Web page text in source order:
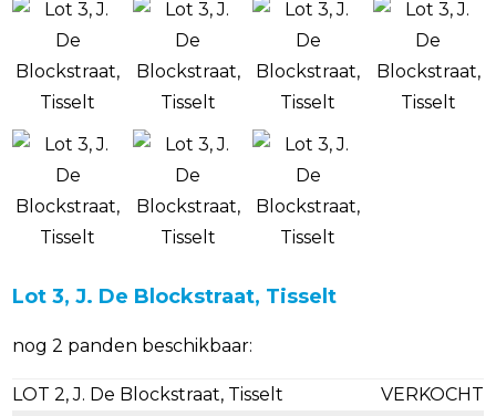
Lot 3, J. De Blockstraat, Tisselt
nog 2 panden beschikbaar:
LOT 2, J. De Blockstraat, Tisselt
VERKOCHT